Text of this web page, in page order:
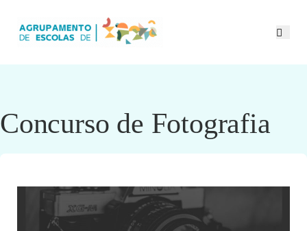
Concurso de Fotografia